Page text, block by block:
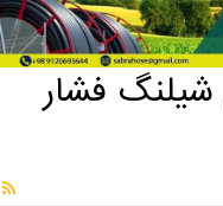
شیلنگ فشار